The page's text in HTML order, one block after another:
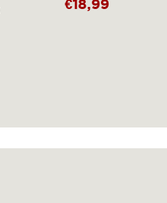
€18,99